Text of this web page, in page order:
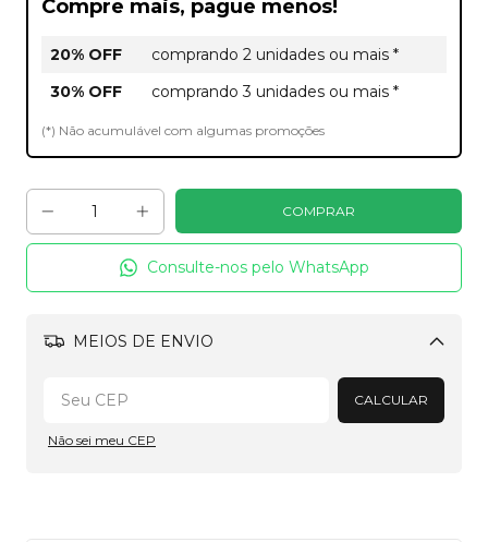
Compre mais, pague menos!
20% OFF
comprando 2 unidades ou mais *
30% OFF
comprando 3 unidades ou mais *
(*) Não acumulável com algumas promoções
Consulte-nos pelo WhatsApp
MEIOS DE ENVIO
Alterar CEP
CALCULAR
Não sei meu CEP